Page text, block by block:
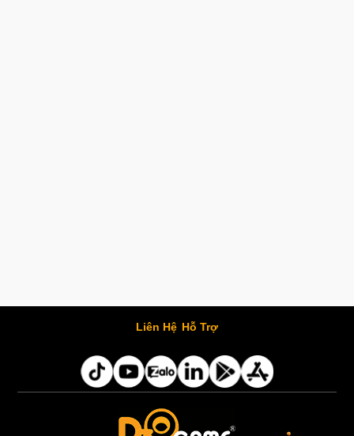
Liên Hệ Hỗ Trợ